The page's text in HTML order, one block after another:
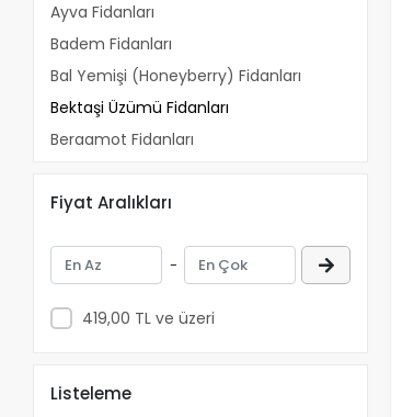
Ayva Fidanları
Badem Fidanları
Bal Yemişi (Honeyberry) Fidanları
Bektaşi Üzümü Fidanları
Bergamot Fidanları
Ceviz Fidanları
Elma Fidanları
Fındık Fidanları
Frenk Üzümü Fidanları
Fiyat Aralıkları
-
419,00 TL ve üzeri
Listeleme